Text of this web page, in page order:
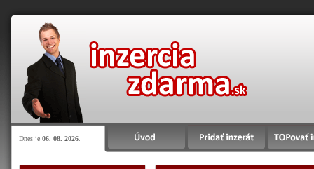
Dnes je 06. 08. 2026